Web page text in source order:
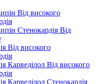
Від високого
Стенокардія Від
Від високого
Карведілол Від високого
Карведілол Стенокардія